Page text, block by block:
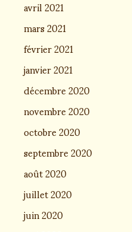
avril 2021
mars 2021
février 2021
janvier 2021
décembre 2020
novembre 2020
octobre 2020
septembre 2020
août 2020
juillet 2020
juin 2020